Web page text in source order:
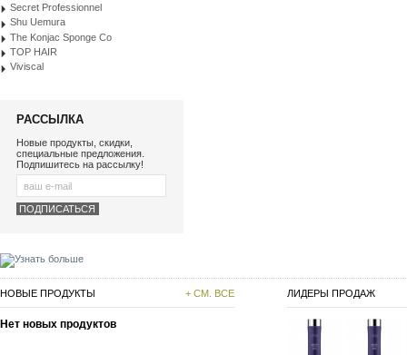
Secret Professionnel
Shu Uemura
The Konjac Sponge Co
TOP HAIR
Viviscal
РАССЫЛКА
Новые продукты, скидки,
специальные предложения.
Подпишитесь на рассылку!
НОВЫЕ ПРОДУКТЫ + СМ. ВСЕ
Нет новых продуктов
ЛИДЕРЫ ПРОДАЖ